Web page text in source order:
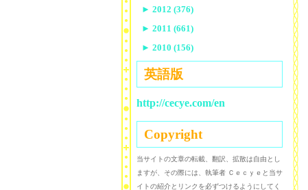
► 2012 (376)
► 2011 (661)
► 2010 (156)
英語版
http://cecye.com/en
Copyright
当サイトの文章の転載、翻訳、拡散は自由とし
ますが、その際には、執筆者 Ｃｅｃｙｅと当サ
イトの紹介とリンクを必ずつけるようにしてく